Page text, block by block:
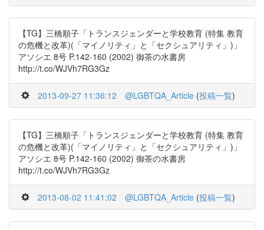
【TG】三橋順子「トランスジェンダーと学校教育 (特集 教育
の危機と改革)(「マイノリティ」と「セクシュアリティ」)」
アソシエ 8号 P.142-160 (2002) 御茶の水書房
http://t.co/WJVh7RG3Gz
2013-09-27 11:36:12 @LGBTQA_Article (投稿一覧)
【TG】三橋順子「トランスジェンダーと学校教育 (特集 教育
の危機と改革)(「マイノリティ」と「セクシュアリティ」)」
アソシエ 8号 P.142-160 (2002) 御茶の水書房
http://t.co/WJVh7RG3Gz
2013-08-02 11:41:02 @LGBTQA_Article (投稿一覧)